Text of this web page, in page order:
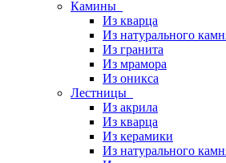
Камины
Из кварца
Из натурального
Из гранита
Из мрамора
Из оникса
Лестницы
Из акрила
Из кварца
Из керамики
Из натурального